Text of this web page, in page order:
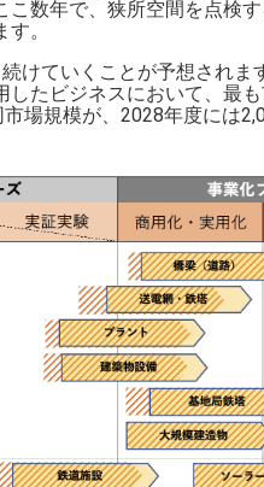
数年で、狭所空間を点検
。
けていくことが予想されま
たビジネスにおいて、最
場規模が、2028年度には